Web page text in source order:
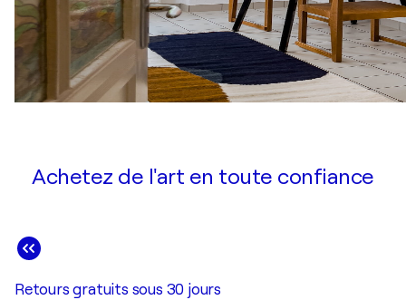
Achetez de l'art en toute confiance
Retours gratuits sous 30 jours